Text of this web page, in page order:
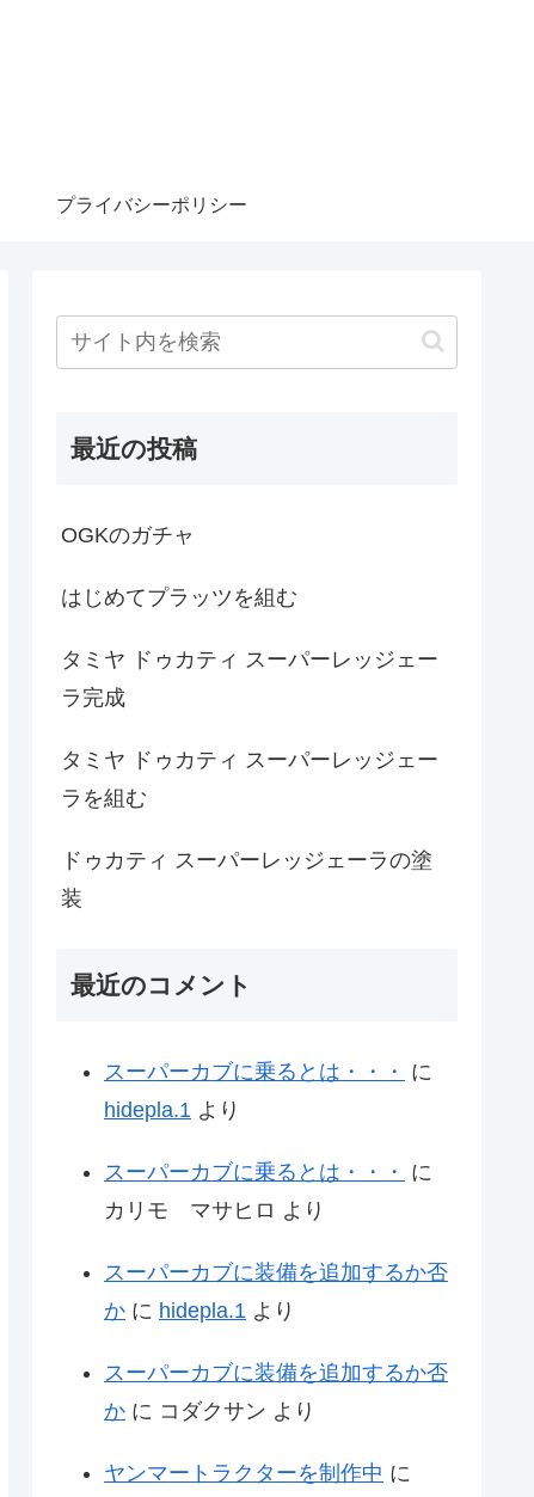
プライバシーポリシー
最近の投稿
OGKのガチャ
はじめてプラッツを組む
タミヤ ドゥカティ スーパーレッジェー
ラ完成
タミヤ ドゥカティ スーパーレッジェー
ラを組む
ドゥカティ スーパーレッジェーラの塗
装
最近のコメント
スーパーカブに乗るとは・・・
に
hidepla.1 より
スーパーカブに乗るとは・・・
に
カリモ マサヒロ より
スーパーカブに装備を追加するか否
か に hidepla.1 より
スーパーカブに装備を追加するか否
か に コダクサン より
ヤンマートラクターを制作中 に